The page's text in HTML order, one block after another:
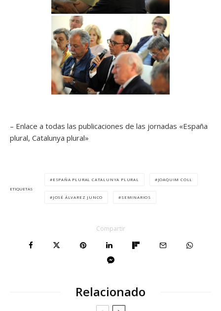
– Enlace a todas las publicaciones de las jornadas «España
plural, Catalunya plural»
ETIQUETAS
ESPAÑA PLURAL CATALUNYA PLURAL JOAQUIM COLL
JOSÉ ÁLVAREZ JUNCO SEMINARIOS
Compartir
Relacionado